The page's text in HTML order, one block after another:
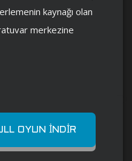
kaynağı olan
merkezine
OYUN İNDIR